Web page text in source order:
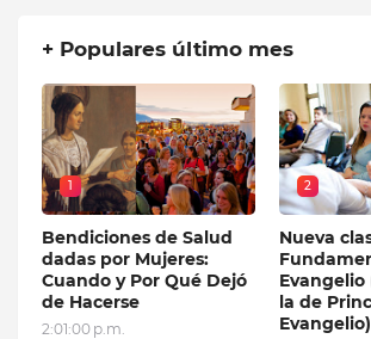
+ Populares último mes
1
Bendiciones de Salud
dadas por Mujeres:
Cuando y Por Qué Dejó
de Hacerse
2:01:00 p.m.
2
Nueva
Evangelio
la de
Evangelio)